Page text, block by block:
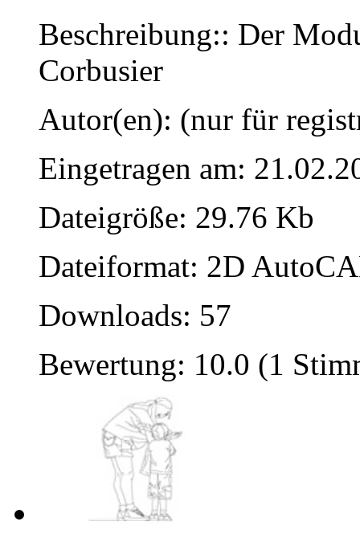
Beschreibung:: Der
Corbusier
Autor(en): (nur für
Eingetragen am:
Dateigröße: 29.76 Kb
Dateiformat: 2D
Downloads: 57
Bewertung: 10.0 (1